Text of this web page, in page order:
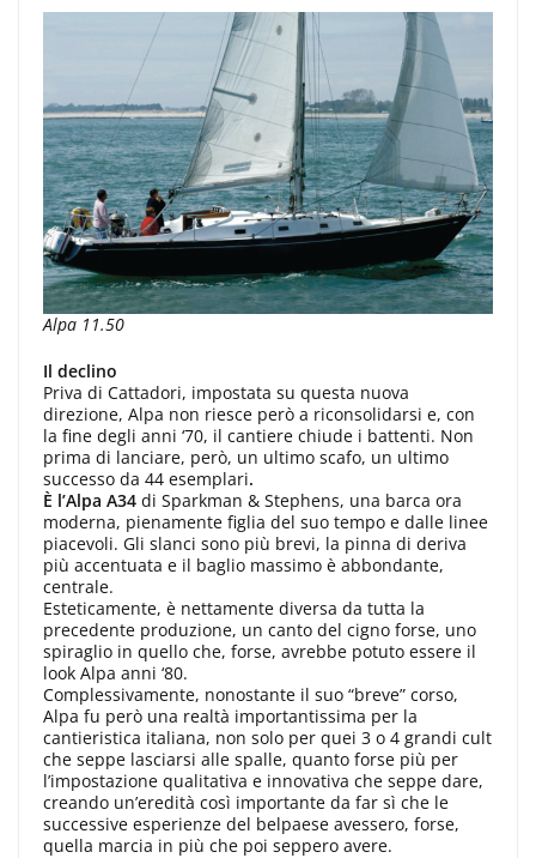
Alpa 11.50
Il declino
Priva di Cattadori, impostata su questa nuova
direzione, Alpa non riesce però a riconsolidarsi e, con
la fine degli anni ‘70, il cantiere chiude i battenti. Non
prima di lanciare, però, un ultimo scafo, un ultimo
successo da 44 esemplari.
È l’Alpa A34 di Sparkman & Stephens, una barca ora
moderna, pienamente figlia del suo tempo e dalle linee
piacevoli. Gli slanci sono più brevi, la pinna di deriva
più accentuata e il baglio massimo è abbondante,
centrale.
Esteticamente, è nettamente diversa da tutta la
precedente produzione, un canto del cigno forse, uno
spiraglio in quello che, forse, avrebbe potuto essere il
look Alpa anni ‘80.
Complessivamente, nonostante il suo “breve” corso,
Alpa fu però una realtà importantissima per la
cantieristica italiana, non solo per quei 3 o 4 grandi cult
che seppe lasciarsi alle spalle, quanto forse più per
l’impostazione qualitativa e innovativa che seppe dare,
creando un’eredità così importante da far sì che le
successive esperienze del belpaese avessero, forse,
quella marcia in più che poi seppero avere.